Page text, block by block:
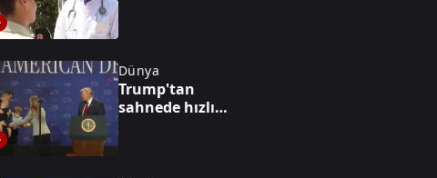
Dünya
Trump'tan
sahnede hızlı